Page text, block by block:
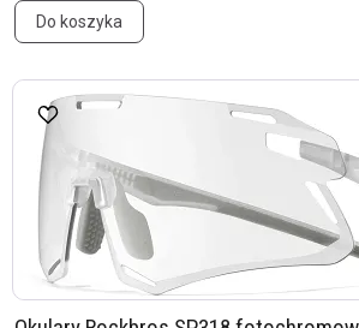
Do koszyka